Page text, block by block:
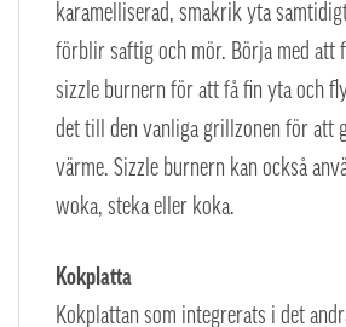
karamelliserad, smakrik yta
förblir saftig och mör. Börja med att
sizzle burnern för att få fin yta och
det till den vanliga grillzonen för att
värme. Sizzle burnern kan också
woka, steka eller koka.
Kokplatta
Kokplattan som integrerats i det